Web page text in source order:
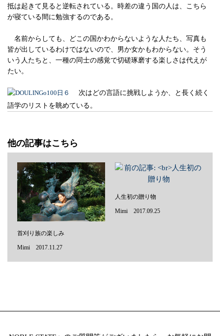
抵は起きて見ると逆転されている。時差の違う国の人は、こちら
が寝ている間に勉強するのである。
名前からしても、どこの国かわからないような人たち、写真も
皆が出しているわけではないので、男か女かもわからない。そう
いう人たちと、一種の同士の感覚で切磋琢磨する楽しさは代えが
たい。
次はどの言語に挑戦しようか、と長く続く
語学のリストを眺めている。
他の記事はこちら
首刈り族の楽しみ
Mimi 2017.11.27
人生初の贈り物
Mimi 2017.09.25